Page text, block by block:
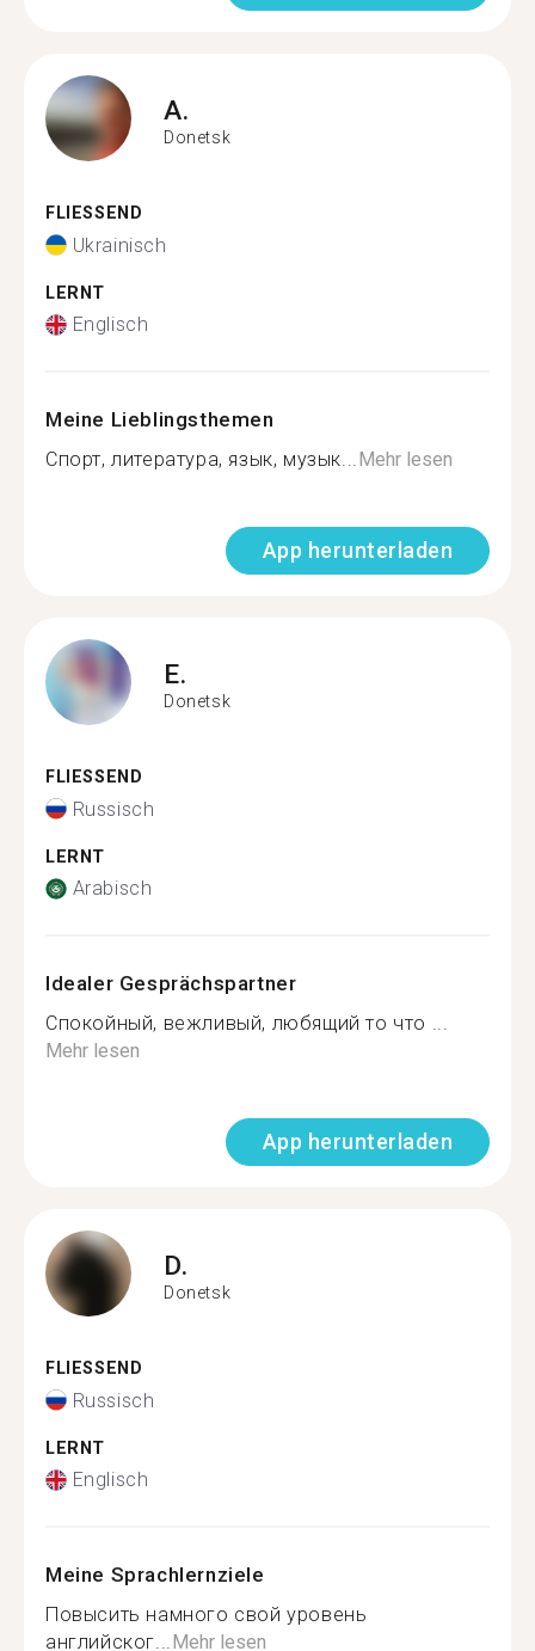
A.
Donetsk
FLIESSEND
Ukrainisch
LERNT
Englisch
Meine Lieblingsthemen
Спорт, литература, язык, музык...Mehr lesen
App herunterladen
E.
Donetsk
FLIESSEND
Russisch
LERNT
Arabisch
Idealer Gesprächspartner
Спокойный, вежливый, любящий то что ...
Mehr lesen
App herunterladen
D.
Donetsk
FLIESSEND
Russisch
LERNT
Englisch
Meine Sprachlernziele
Повысить намного свой уровень
английског...Mehr lesen